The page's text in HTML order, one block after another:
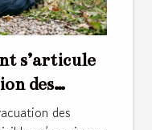
s’articule
des
des